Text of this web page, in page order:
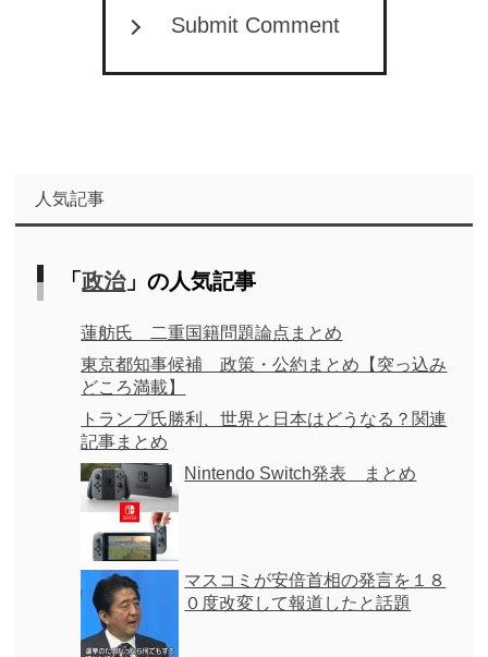
Submit Comment
人気記事
「政治」の人気記事
蓮舫氏 二重国籍問題論点まとめ
東京都知事候補 政策・公約まとめ【突っ込み
どころ満載】
トランプ氏勝利、世界と日本はどうなる？関連
記事まとめ
Nintendo Switch発表 まとめ
マスコミが安倍首相の発言を１８
０度改変して報道したと話題